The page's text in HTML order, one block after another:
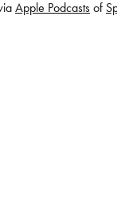
Apple Podcastsof